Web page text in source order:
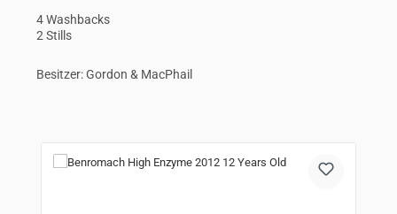
4 Washbacks
2 Stills
Besitzer: Gordon & MacPhail